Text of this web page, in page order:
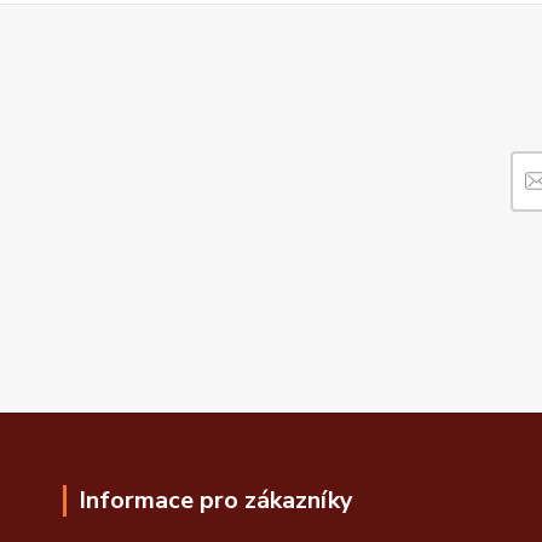
Informace pro zákazníky